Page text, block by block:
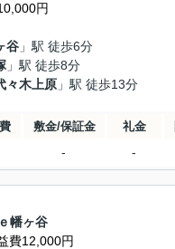
円
谷 」駅 徒歩6分
」駅 徒歩8分
々木上原 」駅 徒歩13分
敷金/保証金 礼金
- -
幡ヶ谷
費12,000円